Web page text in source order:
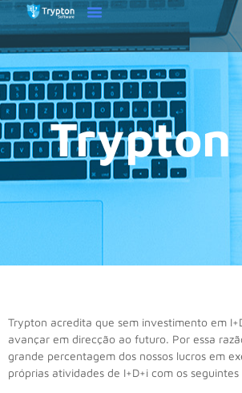
Trypton
Trypton acredita que sem investimento em
avançar em direcção ao futuro. Por essa
grande percentagem dos nossos lucros em
próprias atividades de I+D+i com os